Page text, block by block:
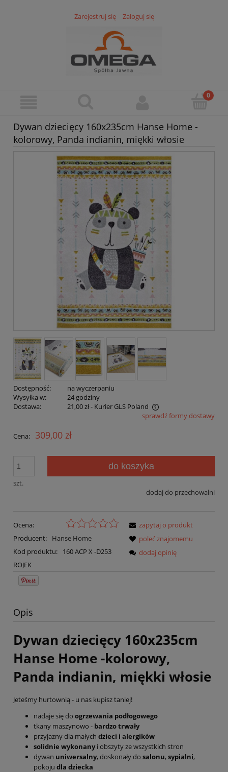
Zarejestruj się Zaloguj się
Dywan dziecięcy 160x235cm Hanse Home -
kolorowy, Panda indianin, miękki włosie
Dostępność:
na wyczerpaniu
Wysyłka w:
24 godziny
Dostawa:
21,00 zł- Kurier GLS Poland
Cena nie zawiera ewentualnych kosztów płatnościsprawdź formy dostawy
Cena: 309,00 zł
szt.
do koszyka
dodaj do przechowalni
Ocena:
Producent:
Hanse Home
Kod produktu:
160 ACP X -D253
ROJEK
zapytaj o produkt
poleć znajomemu
dodaj opinię
Opis
Dywan dziecięcy 160x235cm
Hanse Home -kolorowy,
Panda indianin, miękki włosie
Jeteśmy hurtownią - u nas kupisz taniej!
nadaje się do ogrzewania podłogowego
tkany maszynowo - bardzo trwały
przyjazny dla małych dzieci i alergików
solidnie wykonanyi obszyty ze wszystkich stron
dywan uniwersalny, doskonały do salonu, sypialni,
pokoju dla dziecka